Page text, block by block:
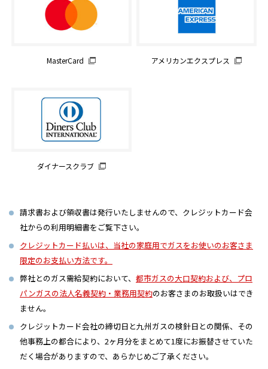
MasterCard アメリカンエクスプレス
ダイナースクラブ
請求書および領収書は発行いたしませんので、クレジットカード会
社からの利用明細書をご覧下さい。
クレジットカード払いは、当社の家庭用でガスをお使いのお客さま
限定のお支払い方法です。
弊社とのガス需給契約において、 都市ガスの大口契約および、プロ
パンガスの法人名義契約・業務用契約のお客さまのお取扱いはでき
ません。
クレジットカード会社の締切日と九州ガスの検針日との関係、その
他事務上の都合により、2ヶ月分をまとめて1度にお振替させていた
だく場合がありますので、あらかじめご了承ください。